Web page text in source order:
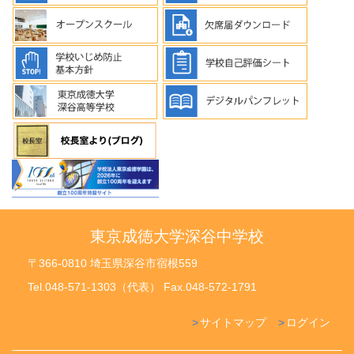
東京成徳大学深谷中学校
〒366-0810 埼玉県深谷市宿根559
Tel.048-571-1303（代表） Fax.048-572-1791
ログイン
サイトマップ